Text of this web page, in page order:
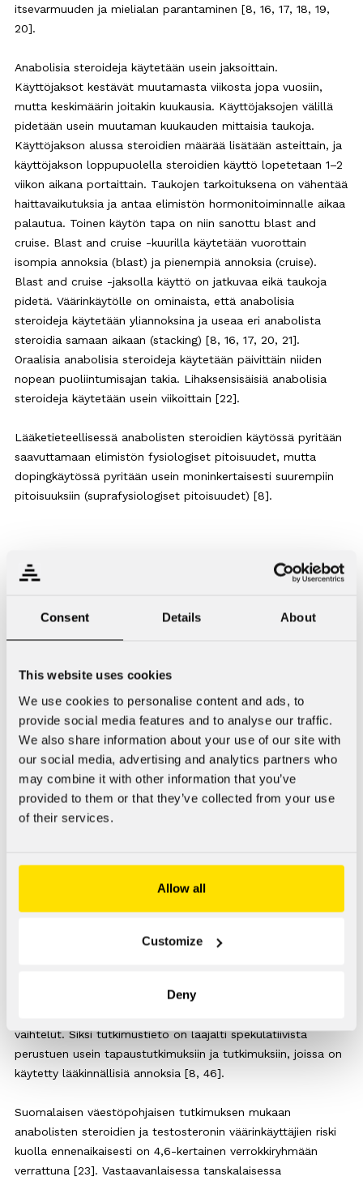
Consent Details About
This website uses cookies
We use cookies to personalise content and ads, to
provide social media features and to analyse our traffic.
We also share information about your use of our site with
our social media, advertising and analytics partners who
may combine it with other information that you’ve
provided to them or that they’ve collected from your use
of their services.
Allow all
Customize
Deny
itsevarmuuden ja mielialan parantaminen [8, 16, 17, 18, 19,
20].
Anabolisia steroideja käytetään usein jaksoittain.
Käyttöjaksot kestävät muutamasta viikosta jopa vuosiin,
mutta keskimäärin joitakin kuukausia. Käyttöjaksojen välillä
pidetään usein muutaman kuukauden mittaisia taukoja.
Käyttöjakson alussa steroidien määrää lisätään asteittain, ja
käyttöjakson loppupuolella steroidien käyttö lopetetaan 1–2
viikon aikana portaittain. Taukojen tarkoituksena on vähentää
haittavaikutuksia ja antaa elimistön hormonitoiminnalle aikaa
palautua. Toinen käytön tapa on niin sanottu blast and
cruise. Blast and cruise -kuurilla käytetään vuorottain
isompia annoksia (blast) ja pienempiä annoksia (cruise).
Blast and cruise -jaksolla käyttö on jatkuvaa eikä taukoja
pidetä. Väärinkäytölle on ominaista, että anabolisia
steroideja käytetään yliannoksina ja useaa eri anabolista
steroidia samaan aikaan (stacking) [8, 16, 17, 20, 21].
Oraalisia anabolisia steroideja käytetään päivittäin niiden
nopean puoliintumisajan takia. Lihaksensisäisiä anabolisia
steroideja käytetään usein viikoittain [22].
Lääketieteellisessä anabolisten steroidien käytössä pyritään
saavuttamaan elimistön fysiologiset pitoisuudet, mutta
dopingkäytössä pyritään usein moninkertaisesti suurempiin
pitoisuuksiin (suprafysiologiset pitoisuudet) [8].
Haittavaikutukset
Koska androgeenireseptoreita on laajasti elimistössä,
vaikuttavat anaboliset steroidit usean eri elimen toimintaan.
haitoista on lieviä ja ohimeneviä, osa hengenvaarallisia.
Haittavaikutusten riski kasvaa pitkäaikaisen suurten annosten
käytön myötä.
Anabolisten steroidien haittavaikutusten tutkimista ja
tieteellisen näytön saamista vaikeuttavat useat asiat.
Anabolisten steroidien käyttö on laitonta useissa maissa,
jolloin henkilö ei todennäköisesti kerro käytöstään. Pimeiltä
ole tutkimustietoa. On myös tyypillistä, että anabolisten
kehonrakennukseen liittyy muita riskitekijöitä, kuten erittäin
vaihtelut. Siksi tutkimustieto on laajalti spekulatiivista
perustuen usein tapaustutkimuksiin ja tutkimuksiin, joissa on
käytetty lääkinnällisiä annoksia [8, 46].
Suomalaisen väestöpohjaisen tutkimuksen mukaan
anabolisten steroidien ja testosteronin väärinkäyttäjien riski
kuolla ennenaikaisesti on 4,6-kertainen verrokkiryhmään
verrattuna [23]. Vastaavanlaisessa tanskalaisessa